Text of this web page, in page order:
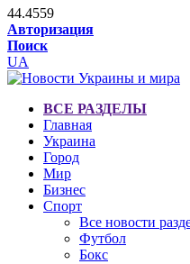
44.4559
Авторизация
Поиск
UA
ВСЕ РАЗДЕЛЫ
Главная
Украина
Город
Мир
Бизнес
Спорт
Все новости
Футбол
Бокс